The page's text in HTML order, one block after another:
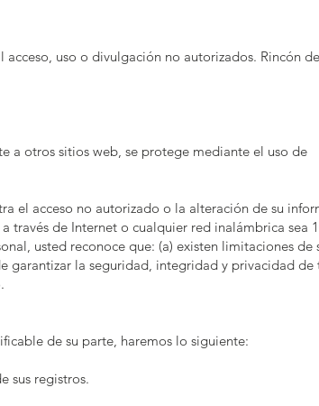
uso o divulgación no autorizados. Rincón
a otros sitios web, se protege mediante el uso de
el acceso no autorizado o la alteración de su
través de Internet o cualquier red inalámbrica sea
usted reconoce que: (a) existen limitaciones de
garantizar la seguridad, integridad y privacidad de
de su parte, haremos lo siguiente:
sus registros.